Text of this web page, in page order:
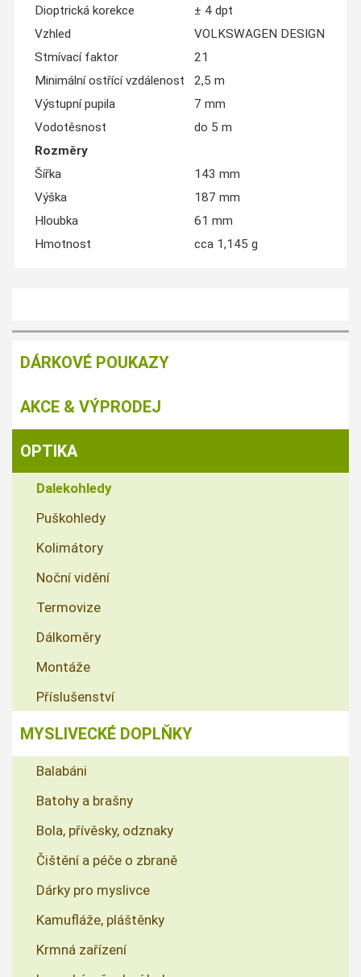
Dioptrická korekce
± 4 dpt
Vzhled
VOLKSWAGEN DESIGN
Stmívací faktor
21
Minimální ostřící vzdálenost
2,5 m
Výstupní pupila
7 mm
Vodotěsnost
do 5 m
Rozměry
Šířka
143 mm
Výška
187 mm
Hloubka
61 mm
Hmotnost
cca 1,145 g
DÁRKOVÉ POUKAZY
AKCE & VÝPRODEJ
OPTIKA
Dalekohledy
Puškohledy
Kolimátory
Noční vidění
Termovize
Dálkoměry
Montáže
Příslušenství
MYSLIVECKÉ DOPLŇKY
Balabáni
Batohy a brašny
Bola, přívěsky, odznaky
Čištění a péče o zbraně
Dárky pro myslivce
Kamufláže, pláštěnky
Krmná zařízení